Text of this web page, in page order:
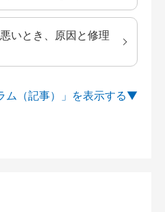
いとき、原因と修理
ム（記事）」を